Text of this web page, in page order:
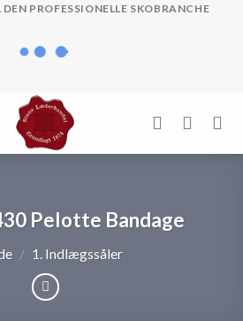
PROFESSIONELLE SKOBRANCHE
Pelotte Bandage
/ 1. Indlægssåler